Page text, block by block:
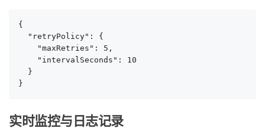
{
  "retryPolicy": {
    "maxRetries": 5,
    "intervalSeconds": 10
  }
}
实时监控与日志记录